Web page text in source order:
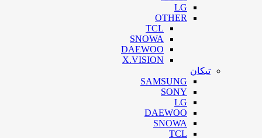
LG
OTHER
TCL
SNOWA
DAEWOO
X.VISION
تیکان
SAMSUNG
SONY
LG
DAEWOO
SNOWA
TCL